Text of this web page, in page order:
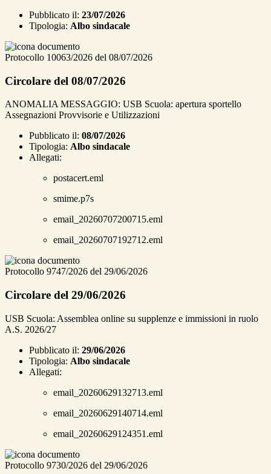
Pubblicato il: 23/07/2026
Tipologia: Albo sindacale
Protocollo 10063/2026 del 08/07/2026
Circolare del 08/07/2026
ANOMALIA MESSAGGIO: USB Scuola: apertura sportello
Assegnazioni Provvisorie e Utilizzazioni
Pubblicato il: 08/07/2026
Tipologia: Albo sindacale
Allegati:
postacert.eml
smime.p7s
email_20260707200715.eml
email_20260707192712.eml
Protocollo 9747/2026 del 29/06/2026
Circolare del 29/06/2026
USB Scuola: Assemblea online su supplenze e immissioni in ruolo
A.S. 2026/27
Pubblicato il: 29/06/2026
Tipologia: Albo sindacale
Allegati:
email_20260629132713.eml
email_20260629140714.eml
email_20260629124351.eml
Protocollo 9730/2026 del 29/06/2026